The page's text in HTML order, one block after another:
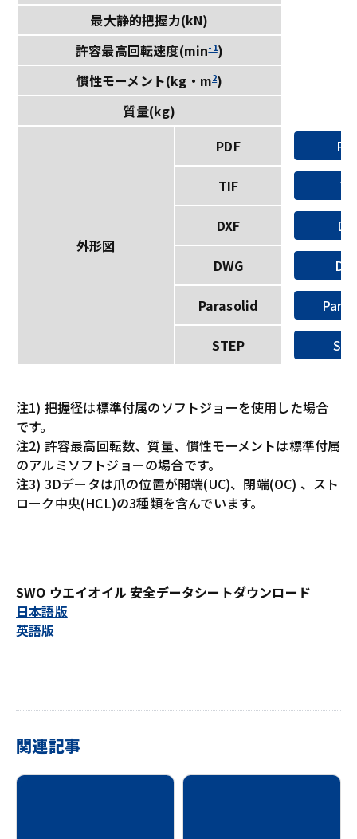
最大静的把握力(kN)
許容最高回転速度(min-1)
慣性モーメント(kg・m2)
質量(kg)
外形図
PDF
TIF
DXF
DWG
Parasolid
STEP
注1) 把握径は標準付属のソフトジョーを使用した場合
です。
注2) 許容最高回転数、質量、慣性モーメントは標準付属
のアルミソフトジョーの場合です。
注3) 3Dデータは爪の位置が開端(UC)、閉端(OC) 、スト
ローク中央(HCL)の3種類を含んでいます。
SWO ウエイオイル 安全データシートダウンロード
日本語版
英語版
関連記事